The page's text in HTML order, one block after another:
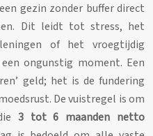
gezin zonder buffer direct
Dit leidt tot stress, het
of het vroegtijdig
ongunstig moment. Een
geld; het is de fundering
De vuistregel is om
3 tot 6 maanden netto